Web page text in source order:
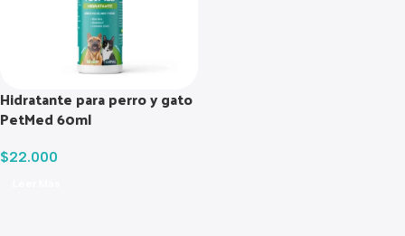
Hidratante para perro y gato
PetMed 60ml
$22.000